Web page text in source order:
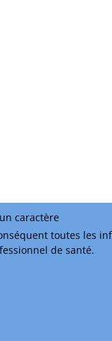
caractère
toutes les
de santé.